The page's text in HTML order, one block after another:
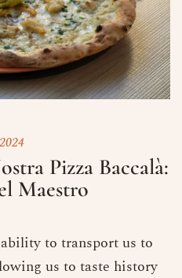
Pizza Baccalà:
Maestro
to transport us to
us to taste history